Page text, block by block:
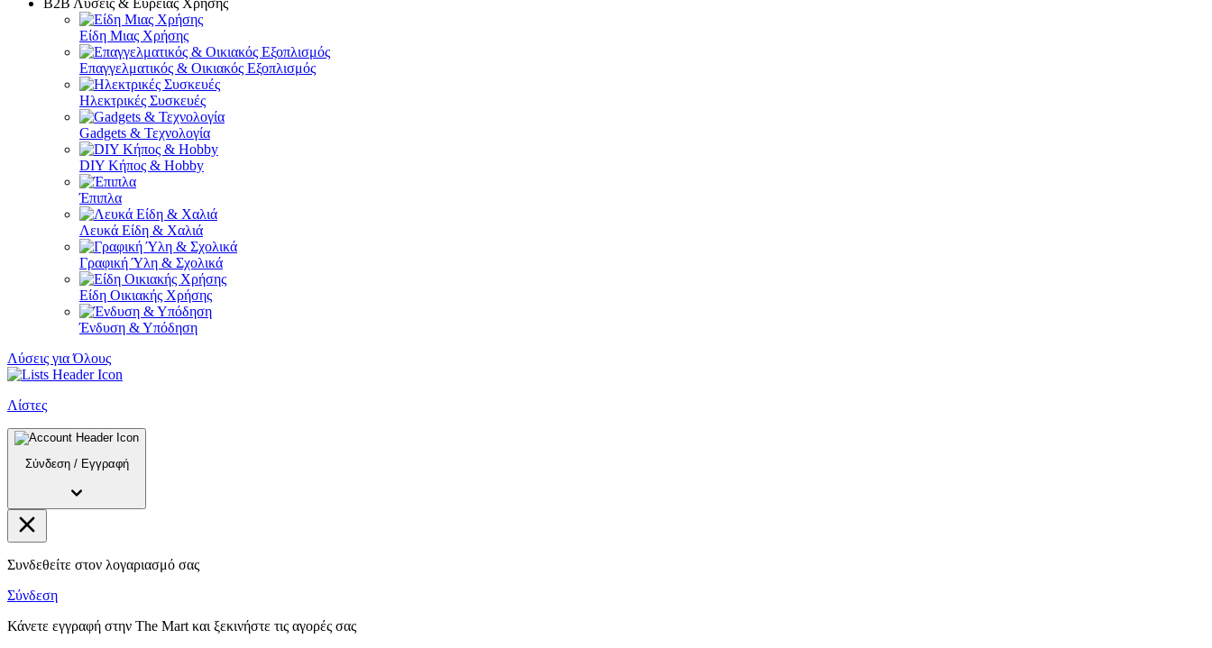
Είδη Μιας Χρήσης
Επαγγελματικός & Οικιακός Εξοπλισμός
Ηλεκτρικές Συσκευές
Gadgets & Τεχνολογία
DIY Κήπος & Hobby
Έπιπλα
Λευκά Είδη & Χαλιά
Γραφική Ύλη & Σχολικά
Είδη Οικιακής Χρήσης
Ένδυση & Υπόδηση
Λύσεις για Όλους
Λίστες
Σύνδεση / Εγγραφή
Συνδεθείτε στον λογαριασμό σας
Σύνδεση
Κάνετε εγγραφή στην The Mart και ξεκινήστε τις αγορές σας